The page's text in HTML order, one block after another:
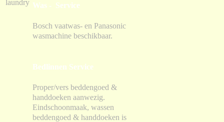
Was - Service
Bosch vaatwas- en Panasonic
wasmachine beschikbaar.
Bedlinnen Service
Proper/vers beddengoed &
handdoeken aanwezig.
Eindschoonmaak, wassen
beddengoed & handdoeken is